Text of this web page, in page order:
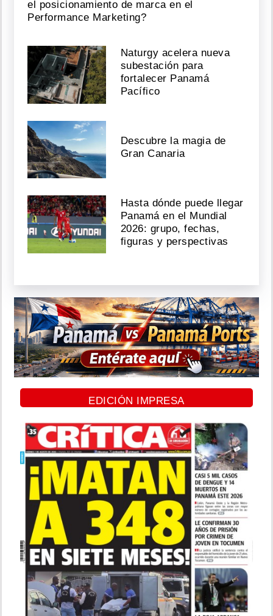
el posicionamiento de marca en el
Performance Marketing?
Naturgy acelera nueva
subestación para
fortalecer Panamá
Pacífico
Descubre la magia de
Gran Canaria
Hasta dónde puede llegar
Panamá en el Mundial
2026: grupo, fechas,
figuras y perspectivas
EDICIÓN IMPRESA